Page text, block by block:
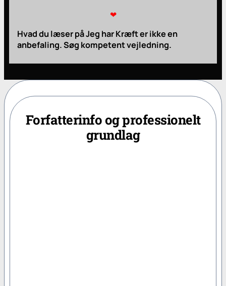
❤
Hvad du læser påJeg har Kræfter ikke en
anbefaling. Søg kompetent vejledning.
Forfatterinfo og professionelt
grundlag